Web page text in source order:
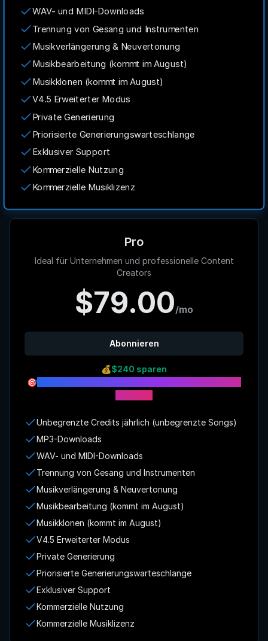
WAV- und MIDI-Downloads
Trennung von Gesang und Instrumenten
Musikverlängerung & Neuvertonung
Musikbearbeitung (kommt im August)
Musikklonen (kommt im August)
V4.5 Erweiterter Modus
Private Generierung
Priorisierte Generierungswarteschlange
Exklusiver Support
Kommerzielle Nutzung
Kommerzielle Musiklizenz
Pro
Ideal für Unternehmen und professionelle Content
Creators
$79.00/mo
Abonnieren
💰$240 sparen
🎯
Unbegrenzte Credits jährlich (unbegrenzte Songs)
MP3-Downloads
WAV- und MIDI-Downloads
Trennung von Gesang und Instrumenten
Musikverlängerung & Neuvertonung
Musikbearbeitung (kommt im August)
Musikklonen (kommt im August)
V4.5 Erweiterter Modus
Private Generierung
Priorisierte Generierungswarteschlange
Exklusiver Support
Kommerzielle Nutzung
Kommerzielle Musiklizenz